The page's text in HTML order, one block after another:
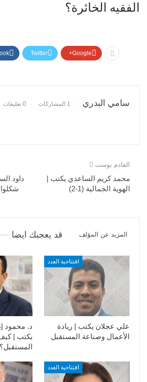
الفقيه الخائرة؟
Twitter Google+
سامي البدري 1 المشاركات 0 تعليقات
داود
شكلوا
القادم بوست
محمد كريم الساعدي يكتب |
الهوية الجمالية (1-2)
قد يعجبك ايضا المزيد عن المؤلف
د. محمود
يكتب |
المستقبل؟
افتتاحية العدد
علي عجلان يكتب | ريادة
الأعمال وصناعة المستقبل
افتتاحية العدد